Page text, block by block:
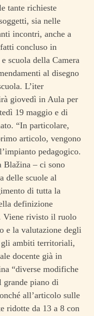
tante richieste
sia nelle
incontri, anche a
concluso in
scuola della Camera
al disegno
L’iter
giovedì in Aula per
19 maggio e di
“In particolare,
articolo, vengono
pedagogico.
Blažina – ci sono
delle scuole al
di tutta la
definizione
Viene rivisto il ruolo
e la valutazione degli
ambiti territoriali,
docente già in
“diverse modifiche
grande piano di
all’articolo sulle
ridotte da 13 a 8 con